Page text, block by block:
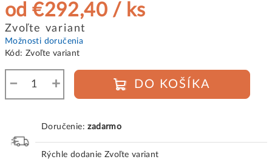
od€292,40 / ks
Jednotková
cena:
Zvoľte variant
Možnosti doručenia
Kód: Zvoľte variant
+
− DO KOŠÍKA
Doručenie:zadarmo
Rýchle dodanie Zvoľte variant